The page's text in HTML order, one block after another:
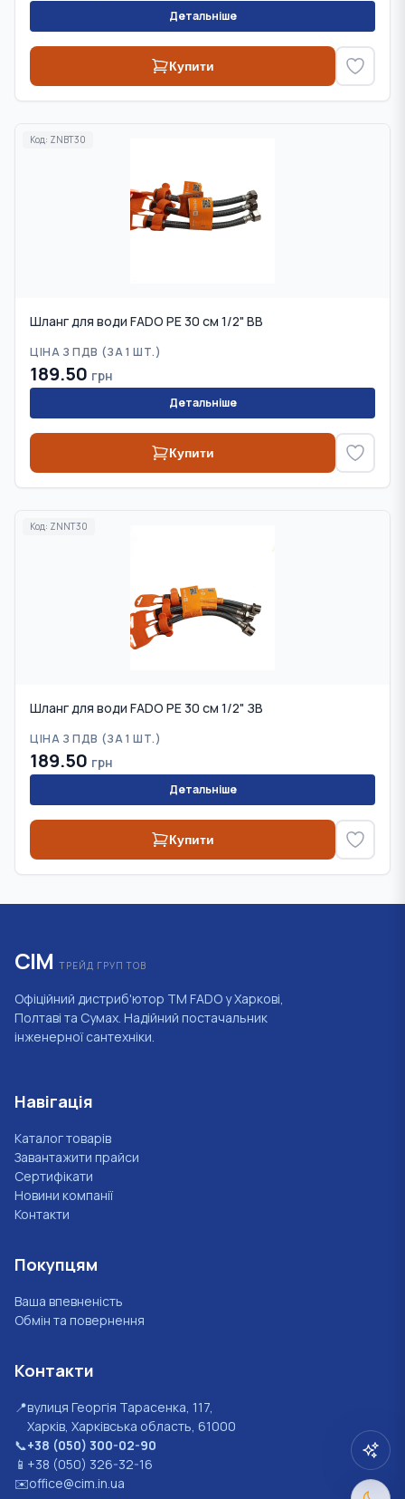
Детальніше
Купити
Код: ZNBT30
Шланг для води FADO PE 30 см 1/2" ВВ
ЦІНА З ПДВ (ЗА 1 ШТ.)
189.50 грн
Детальніше
Купити
Код: ZNNT30
Шланг для води FADO PE 30 см 1/2" ЗВ
ЦІНА З ПДВ (ЗА 1 ШТ.)
189.50 грн
Детальніше
Купити
СІМ ТРЕЙД ГРУП ТОВ
Офіційний дистриб'ютор ТМ FADO у Харкові,
Полтаві та Сумах. Надійний постачальник
інженерної сантехніки.
Навігація
Каталог товарів
Завантажити прайси
Сертифікати
Новини компанії
Контакти
Покупцям
Ваша впевненість
Обмін та повернення
Контакти
📍вулиця Георгія Тарасенка, 117,
Харків, Харківська область, 61000
📞+38 (050) 300-02-90
📱 +38 (050) 326-32-16
✉️office@cim.in.ua